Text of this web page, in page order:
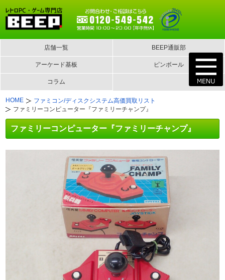
店舗一覧 BEEP通販部
アーケード基板 ピンボール
コラム
HOME
ファミコン/ディスクシステム高価買取リスト
ファミリーコンピューター『ファミリーチャンプ』
ファミリーコンピューター『ファミリーチャンプ』